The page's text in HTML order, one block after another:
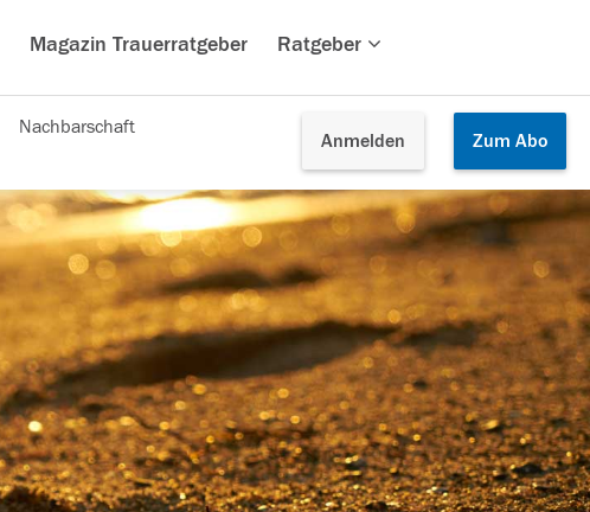
Magazin Trauerratgeber Ratgeber
Anmelden Zum Abo
Nachbarschaft